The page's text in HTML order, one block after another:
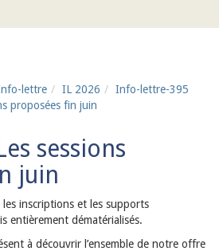
lettre IL 2026
Info-lettre-395
proposées fin juin
sessions
juin
inscriptions et les supports
entièrement dématérialisés.
à découvrir l’ensemble de notre offre